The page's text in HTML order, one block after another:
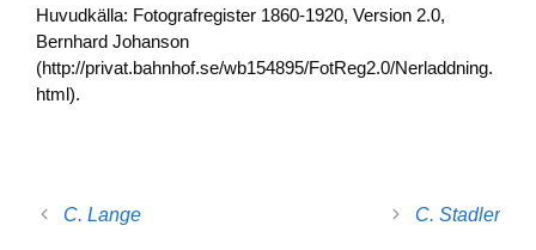
Huvudkälla: Fotografregister 1860-1920, Version 2.0,
Bernhard Johanson
(http://privat.bahnhof.se/wb154895/FotReg2.0/Nerladdning.
html).
C. Lange C. Stadler